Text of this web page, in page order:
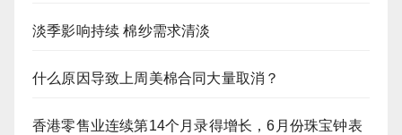
淡季影响持续 棉纱需求清淡
什么原因导致上周美棉合同大量取消？
香港零售业连续第14个月录得增长，6月份珠宝钟表